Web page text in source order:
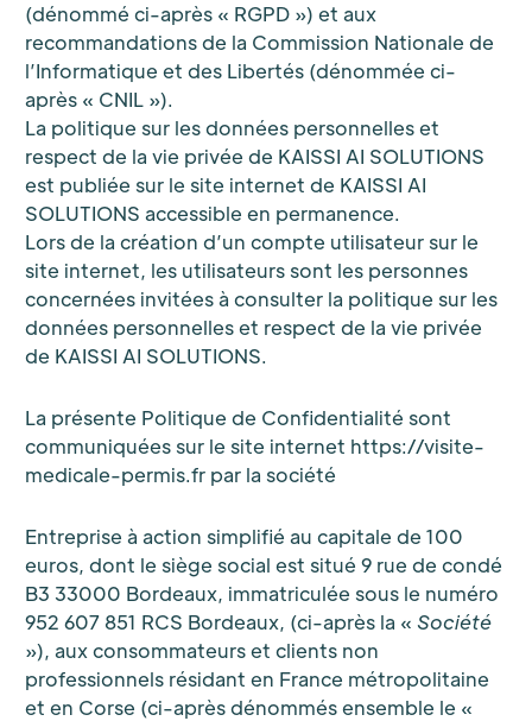
(dénommé ci-après « RGPD ») et aux
recommandations de la Commission Nationale de
l’Informatique et des Libertés (dénommée ci-
après « CNIL »).
La politique sur les données personnelles et
respect de la vie privée de KAISSI AI SOLUTIONS
est publiée sur le site internet de KAISSI AI
SOLUTIONS accessible en permanence.
Lors de la création d’un compte utilisateur sur le
site internet, les utilisateurs sont les personnes
concernées invitées à consulter la politique sur les
données personnelles et respect de la vie privée
de KAISSI AI SOLUTIONS.
La présente Politique de Confidentialité sont
communiquées sur le site internet https://visite-
medicale-permis.fr par la société
Entreprise à action simplifié au capitale de 100
euros, dont le siège social est situé 9 rue de condé
B3 33000 Bordeaux, immatriculée sous le numéro
952 607 851 RCS Bordeaux, (ci-après la « Société
»), aux consommateurs et clients non
professionnels résidant en France métropolitaine
et en Corse (ci-après dénommés ensemble le «